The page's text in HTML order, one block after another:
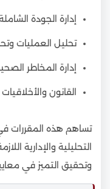
إدارة الجودة
تحليل العمليات
إدارة المخاطر
القانون
تساهم هذه المقررات
التحليلية والإدارية
وتحقيق التميز في